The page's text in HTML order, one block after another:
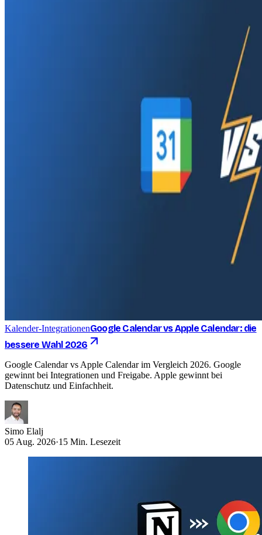
Kalender-IntegrationenGoogle Calendar vs Apple Calendar: die
bessere Wahl 2026
Google Calendar vs Apple Calendar im Vergleich 2026. Google
gewinnt bei Integrationen und Freigabe. Apple gewinnt bei
Datenschutz und Einfachheit.
Simo Elalj
05 Aug. 2026·15 Min. Lesezeit